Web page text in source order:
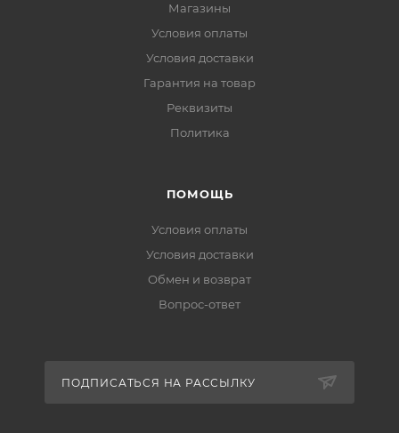
Магазины
Условия оплаты
Условия доставки
Гарантия на товар
Реквизиты
Политика
ПОМОЩЬ
Условия оплаты
Условия доставки
Обмен и возврат
Вопрос-ответ
ПОДПИСАТЬСЯ НА РАССЫЛКУ